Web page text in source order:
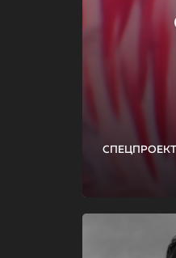
СПЕЦПРОЕКТ